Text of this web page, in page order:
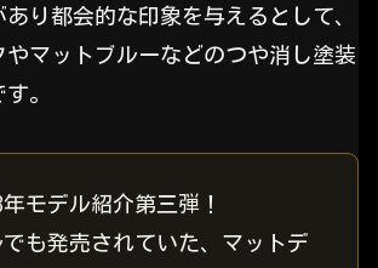
り都会的な印象を与えるとして、
やマットブルーなどのつや消し塗装
。
年モデル紹介第三弾！
でも発売されていた、マットデ